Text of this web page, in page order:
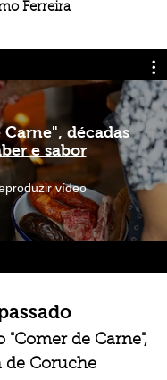
Ferreira
décadas
e sabor
vídeo
"Comer de Carne",
de Coruche